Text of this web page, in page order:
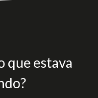
que estava